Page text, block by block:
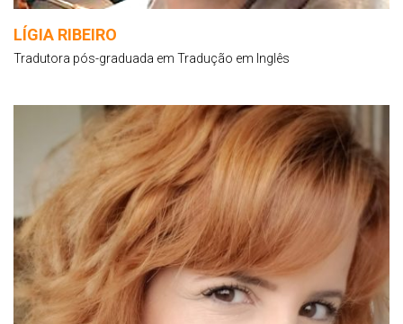
LÍGIA RIBEIRO
Tradutora pós-graduada em Tradução em Inglês